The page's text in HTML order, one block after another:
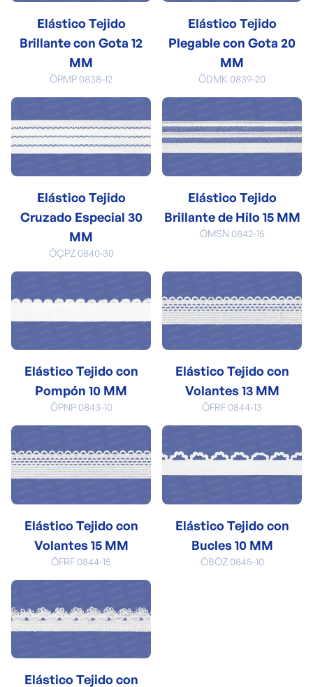
Elástico Tejido
Brillante con Gota 12
MM
ÖPMP 0838-12
Elástico Tejido
Plegable con Gota 20
MM
ÖDMK 0839-20
Elástico Tejido
Cruzado Especial 30
MM
ÖÇPZ 0840-30
Elástico Tejido
Brillante de Hilo 15 MM
ÖMSN 0842-15
Elástico Tejido con
Pompón 10 MM
ÖPNP 0843-10
Elástico Tejido con
Volantes 13 MM
ÖFRF 0844-13
Elástico Tejido con
Volantes 15 MM
ÖFRF 0844-15
Elástico Tejido con
Bucles 10 MM
ÖBÖZ 0845-10
Elástico Tejido con